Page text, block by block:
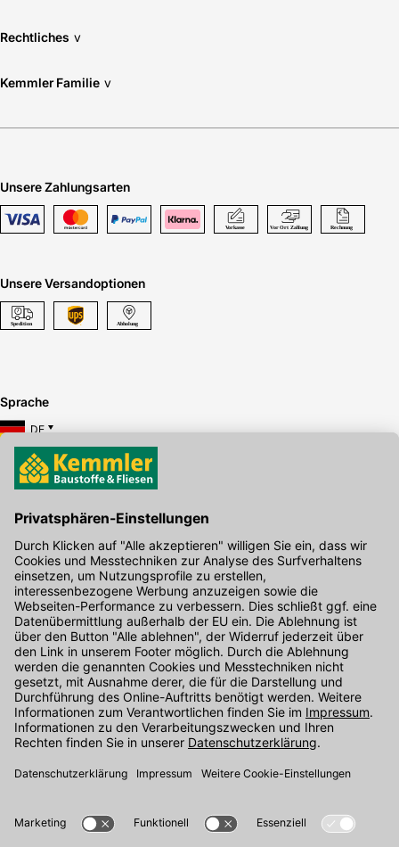
Rechtliches v
Kemmler Familie v
Unsere Zahlungsarten
Unsere Versandoptionen
Sprache
DE
Hier gibt's die kostenlose App
Kontakt
Unser Onlineshop Team ist montags bis freitags von 08:00 - 17:00
Uhr unter der Telefonnummer07071 / 151-151für Sie erreichbar.
Alternativ können Sie unser Kontaktformular nutzen.
Den Kontakt direkt in unsere Niederlassungen finden Sie